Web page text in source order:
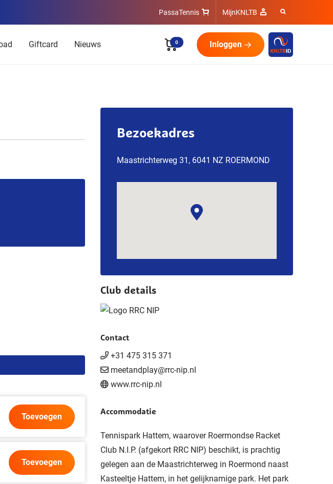
PassaTennis MijnKNLTB
Giftcard Nieuws 0 Inloggen
Toevoegen
Toevoegen
Bezoekadres
Maastrichterweg 31, 6041 NZ ROERMOND
Club details
Contact
+31 475 315 371
meetandplay@rrc-nip.nl
www.rrc-nip.nl
Accommodatie
Tennispark Hattem, waarover Roermondse Racket
Club N.I.P. (afgekort RRC NIP) beschikt, is prachtig
gelegen aan de Maastrichterweg in Roermond naast
Kasteeltje Hattem, in het gelijknamige park. Het park